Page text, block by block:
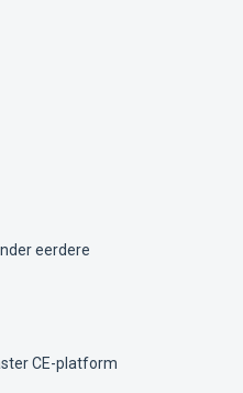
eerdere
CE-platform